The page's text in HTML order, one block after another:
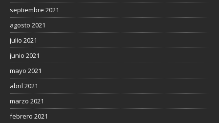
septiembre 2021
agosto 2021
julio 2021
junio 2021
mayo 2021
abril 2021
marzo 2021
febrero 2021